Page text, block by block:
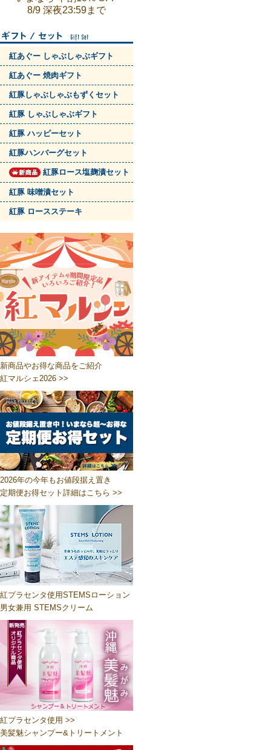
8/9 深夜23:59まで
紅あぐー しゃぶしゃぶギフト
紅あぐー 焼肉ギフト
紅豚しゃぶしゃぶもずくセット
紅豚 しゃぶしゃぶギフト
紅豚 ハッピーセット
紅豚ハンバーグセット
紅豚ロース塩麹漬セット
紅豚 味噌漬セット
紅豚 ロースステーキ
新商品やお得な商品をご紹介
紅マルシェ2026 >>
2026年の今年もお値段据え置き
定期便お得セット詳細はこちら >>
紅プラセンタ使用STEMSローション
男女兼用 STEMSクリーム
紅プラセンタ使用 >>
美髪魅シャンプー&トリートメント